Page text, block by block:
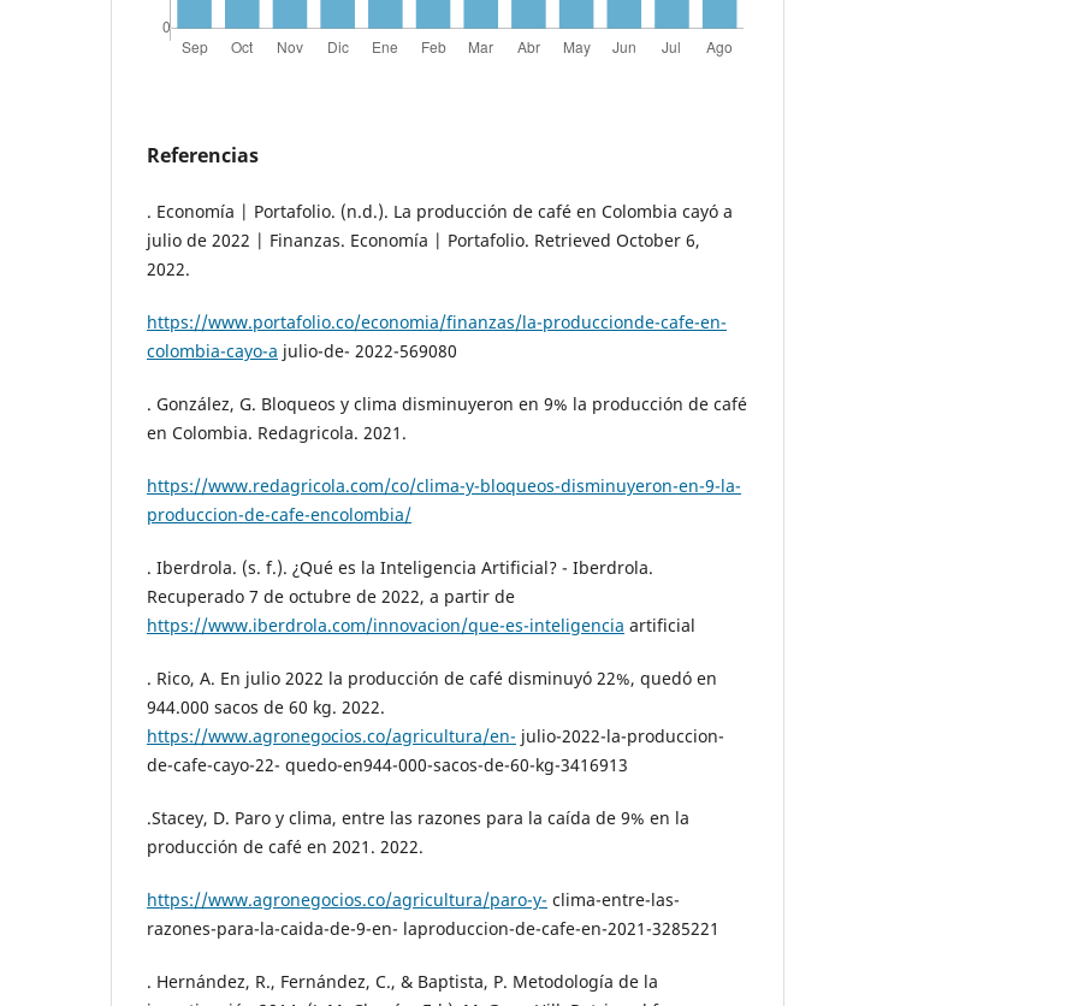
Referencias
. Economía | Portafolio. (n.d.). La producción de café en Colombia cayó a
julio de 2022 | Finanzas. Economía | Portafolio. Retrieved October 6,
2022.
https://www.portafolio.co/economia/finanzas/la-produccionde-cafe-en-
colombia-cayo-a julio-de- 2022-569080
. González, G. Bloqueos y clima disminuyeron en 9% la producción de café
en Colombia. Redagricola. 2021.
https://www.redagricola.com/co/clima-y-bloqueos-disminuyeron-en-9-la-
produccion-de-cafe-encolombia/
. Iberdrola. (s. f.). ¿Qué es la Inteligencia Artificial? - Iberdrola.
Recuperado 7 de octubre de 2022, a partir de
https://www.iberdrola.com/innovacion/que-es-inteligencia artificial
. Rico, A. En julio 2022 la producción de café disminuyó 22%, quedó en
944.000 sacos de 60 kg. 2022.
https://www.agronegocios.co/agricultura/en- julio-2022-la-produccion-
de-cafe-cayo-22- quedo-en944-000-sacos-de-60-kg-3416913
.Stacey, D. Paro y clima, entre las razones para la caída de 9% en la
producción de café en 2021. 2022.
https://www.agronegocios.co/agricultura/paro-y- clima-entre-las-
razones-para-la-caida-de-9-en- laproduccion-de-cafe-en-2021-3285221
. Hernández, R., Fernández, C., & Baptista, P. Metodología de la